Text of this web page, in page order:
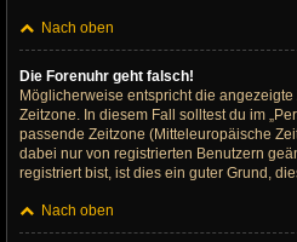
Nach oben
Die Forenuhr geht falsch!
Möglicherweise entspricht die
Zeitzone. In diesem Fall solltest du im
passende Zeitzone (Mitteleuropäische
dabei nur von registrierten Benutzern
registriert bist, ist dies ein guter Grund,
Nach oben